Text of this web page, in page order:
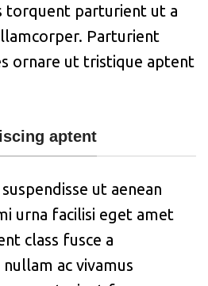
torquent parturient ut a
Parturient
ornare ut tristique aptent
aptent
ut aenean
urna facilisi eget amet
class fusce a
ac vivamus